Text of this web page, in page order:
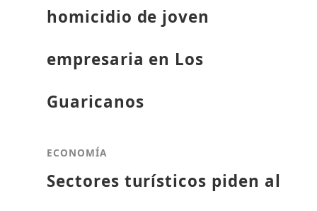
homicidio de joven
empresaria en Los
Guaricanos
ECONOMÍA
Sectores turísticos piden al